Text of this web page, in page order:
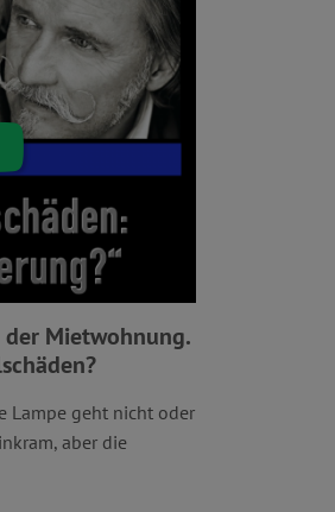
Mietwohnung.
Lampe geht nicht oder
aber die